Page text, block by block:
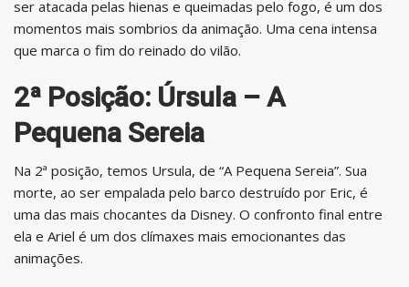
ser atacada pelas hienas e queimadas pelo fogo, é um dos
momentos mais sombrios da animação. Uma cena intensa
que marca o fim do reinado do vilão.
2ª Posição: Úrsula – A
Pequena Sereia
Na 2ª posição, temos Ursula, de “A Pequena Sereia”. Sua
morte, ao ser empalada pelo barco destruído por Eric, é
uma das mais chocantes da Disney. O confronto final entre
ela e Ariel é um dos clímaxes mais emocionantes das
animações.